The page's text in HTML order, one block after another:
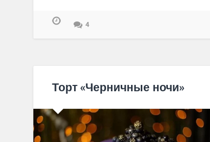
4
Торт «Черничные ночи»